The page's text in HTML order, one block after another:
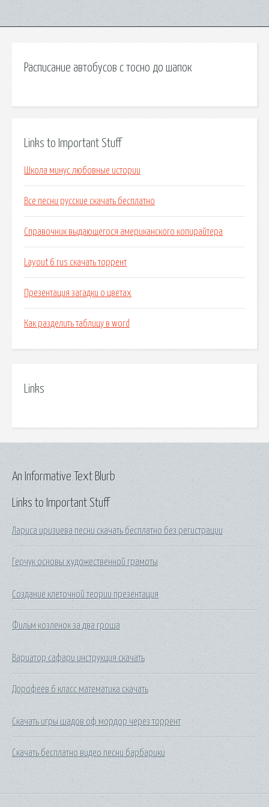
Расписание автобусов с тосно до шапок
Links to Important Stuff
Школа минус любовные истории
Все песни русские скачать бесплатно
Справочник выдающегося американского копирайтера
Layout 6 rus скачать торрент
Презентация загадки о цветах
Как разделить таблицу в word
Links
Links to Important Stuff
Лариса иризиева песни скачать бесплатно без регистрации
Герчук основы художественной грамоты
Создание клеточной теории презентация
Фильм козленок за два гроша
Вариатор сафари инструкция скачать
Дорофеев 6 класс математика скачать
Скачать игры шадов оф мордор через торрент
Скачать бесплатно видео песни барбарики
An Informative Text Blurb